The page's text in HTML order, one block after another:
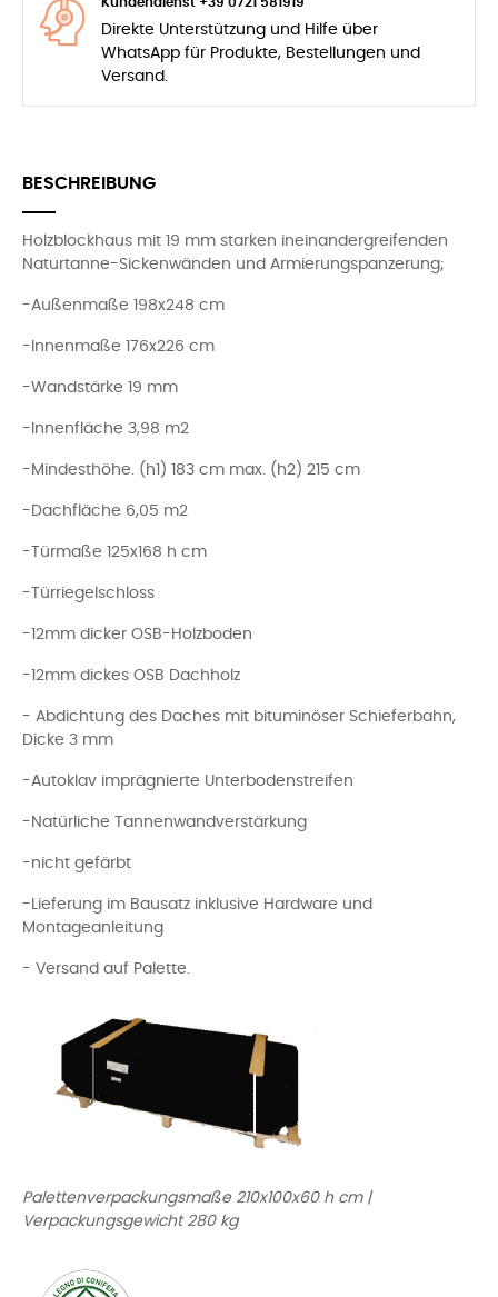
Direkte Unterstützung und Hilfe über
WhatsApp für Produkte, Bestellungen und
Versand.
BESCHREIBUNG
Holzblockhaus mit 19 mm starken ineinandergreifenden
Naturtanne-Sickenwänden und Armierungspanzerung;
-Außenmaße 198x248 cm
-Innenmaße 176x226 cm
-Wandstärke 19 mm
-Innenfläche 3,98 m2
-Mindesthöhe. (h1) 183 cm max. (h2) 215 cm
-Dachfläche 6,05 m2
-Türmaße 125x168 h cm
-Türriegelschloss
-12mm dicker OSB-Holzboden
-12mm dickes OSB Dachholz
- Abdichtung des Daches mit bituminöser Schieferbahn,
Dicke 3 mm
-Autoklav imprägnierte Unterbodenstreifen
-Natürliche Tannenwandverstärkung
-nicht gefärbt
-Lieferung im Bausatz inklusive Hardware und
Montageanleitung
- Versand auf Palette.
Palettenverpackungsmaße 210x100x60 h cm |
Verpackungsgewicht 280 kg